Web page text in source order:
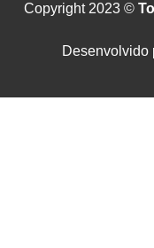
Copyright 2023 ©
Desenvolvido